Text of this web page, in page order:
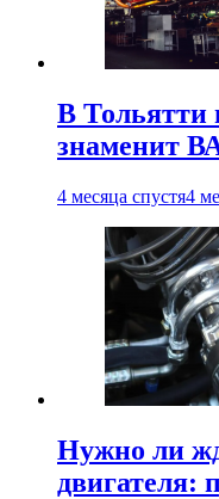
В Тольятти
знаменит
4 месяца спустя4
Нужно ли
двигателя: